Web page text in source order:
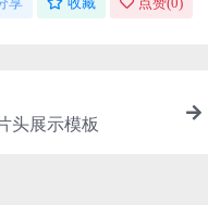
头展示模板